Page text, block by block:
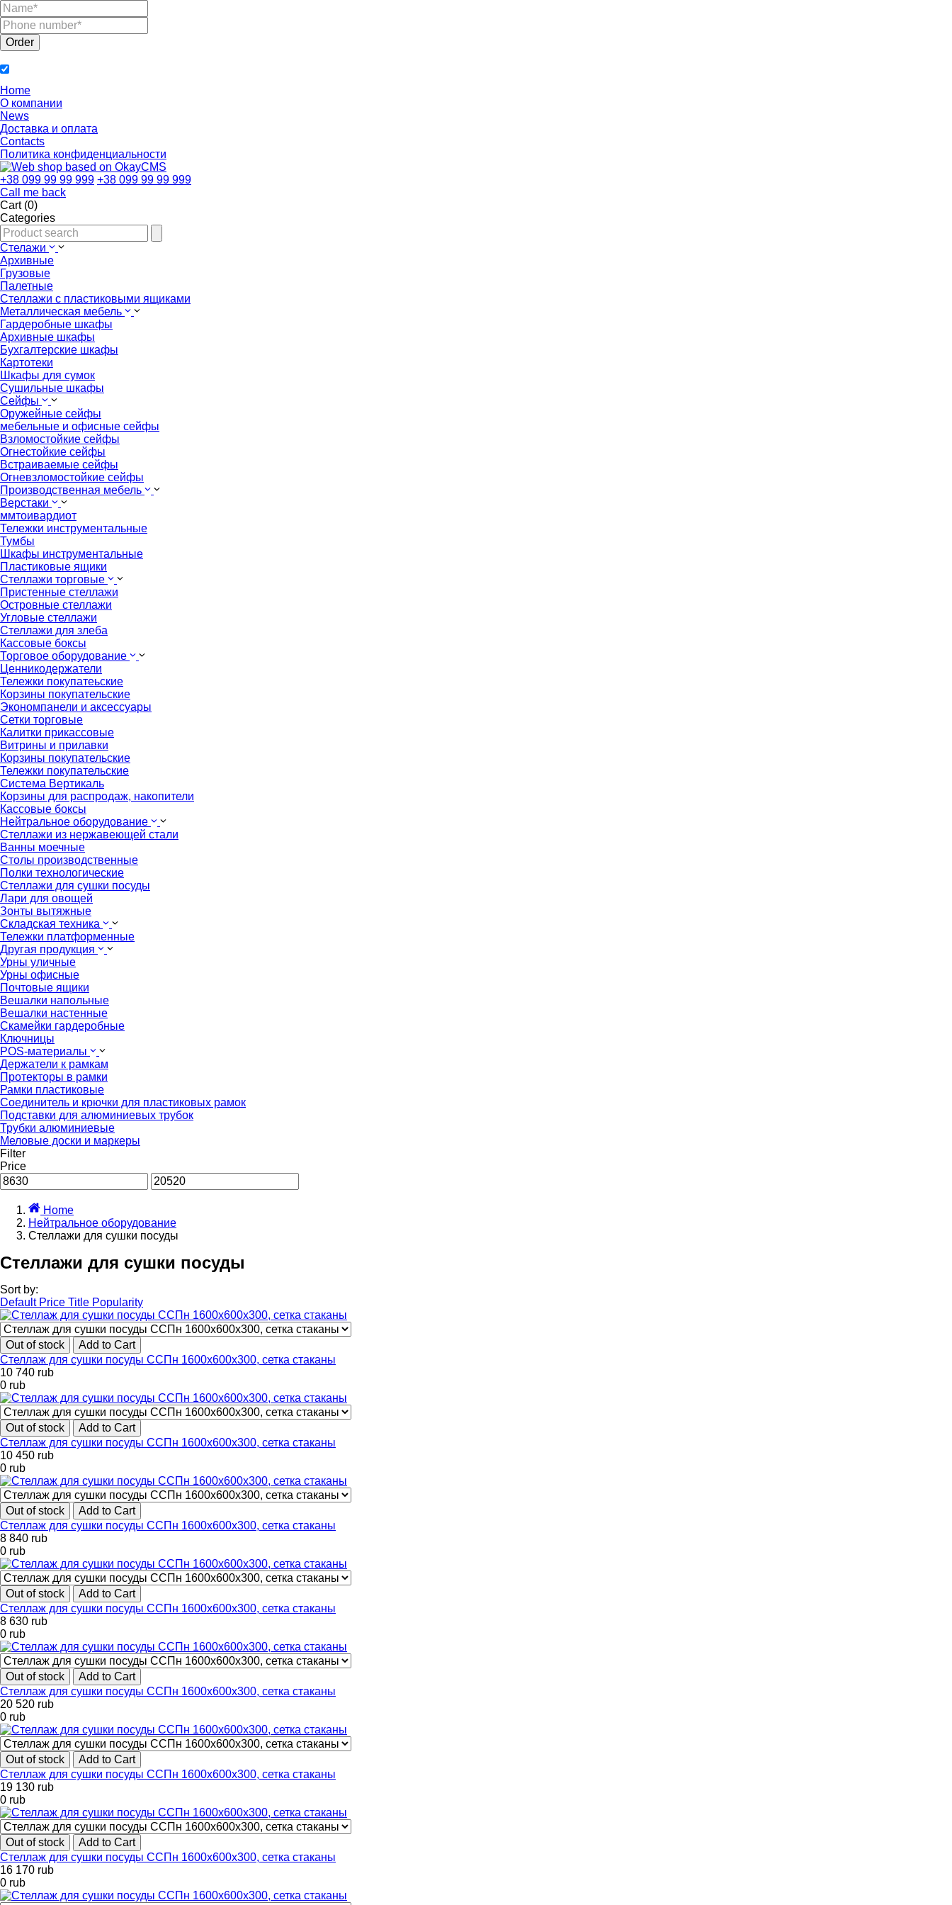
Home
О компании
News
Доставка и оплата
Contacts
Политика конфиденциальности
+38 099 99 99 999 +38 099 99 99 999
Call me back
Cart (0)
Categories
Стелажи
Архивные
Грузовые
Палетные
Стеллажи с пластиковыми ящиками
Металлическая мебель
Гардеробные шкафы
Архивные шкафы
Бухгалтерские шкафы
Картотеки
Шкафы для сумок
Сушильные шкафы
Сейфы
Оружейные сейфы
мебельные и офисные сейфы
Взломостойкие сейфы
Огнестойкие сейфы
Встраиваемые сейфы
Огневзломостойкие сейфы
Производственная мебель
Верстаки
ммтоивардиот
Тележки инструментальные
Тумбы
Шкафы инструментальные
Пластиковые ящики
Стеллажи торговые
Пристенные стеллажи
Островные стеллажи
Угловые стеллажи
Стеллажи для злеба
Кассовые боксы
Торговое оборудование
Ценникодержатели
Тележки покупатеьские
Корзины покупательские
Экономпанели и аксессуары
Сетки торговые
Калитки прикассовые
Витрины и прилавки
Корзины покупательские
Тележки покупательские
Система Вертикаль
Корзины для распродаж, накопители
Кассовые боксы
Нейтральное оборудование
Стеллажи из нержавеющей стали
Ванны моечные
Столы производственные
Полки технологические
Стеллажи для сушки посуды
Лари для овощей
Зонты вытяжные
Складская техника
Тележки платформенные
Другая продукция
Урны уличные
Урны офисные
Почтовые ящики
Вешалки напольные
Вешалки настенные
Скамейки гардеробные
Ключницы
POS-материалы
Держатели к рамкам
Протекторы в рамки
Рамки пластиковые
Соединитель и крючки для пластиковых рамок
Подставки для алюминиевых трубок
Трубки алюминиевые
Меловые доски и маркеры
Filter
Price
Home
Нейтральное оборудование
Стеллажи для сушки посуды
Стеллажи для сушки посуды
Sort by:
Default Price Title Popularity
Out of stock
Add to Cart
Стеллаж для сушки посуды ССПн 1600х600х300, сетка стаканы
10 740 rub
0 rub
Out of stock
Add to Cart
Стеллаж для сушки посуды ССПн 1600х600х300, сетка стаканы
10 450 rub
0 rub
Out of stock
Add to Cart
Стеллаж для сушки посуды ССПн 1600х600х300, сетка стаканы
8 840 rub
0 rub
Out of stock
Add to Cart
Стеллаж для сушки посуды ССПн 1600х600х300, сетка стаканы
8 630 rub
0 rub
Out of stock
Add to Cart
Стеллаж для сушки посуды ССПн 1600х600х300, сетка стаканы
20 520 rub
0 rub
Out of stock
Add to Cart
Стеллаж для сушки посуды ССПн 1600х600х300, сетка стаканы
19 130 rub
0 rub
Out of stock
Add to Cart
Стеллаж для сушки посуды ССПн 1600х600х300, сетка стаканы
16 170 rub
0 rub